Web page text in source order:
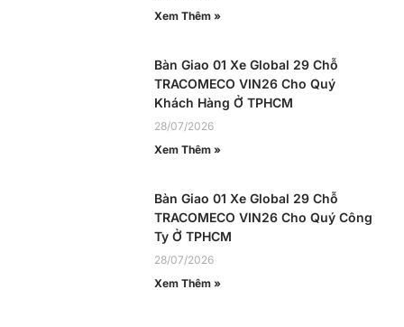
Xem Thêm »
Bàn Giao 01 Xe Global 29 Chỗ
TRACOMECO VIN26 Cho Quý
Khách Hàng Ở TPHCM
28/07/2026
Xem Thêm »
Bàn Giao 01 Xe Global 29 Chỗ
TRACOMECO VIN26 Cho Quý Công
Ty Ở TPHCM
28/07/2026
Xem Thêm »